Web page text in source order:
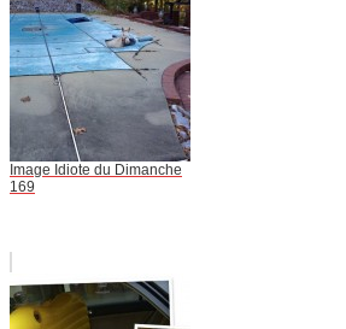
Image Idiote du Dimanche
169